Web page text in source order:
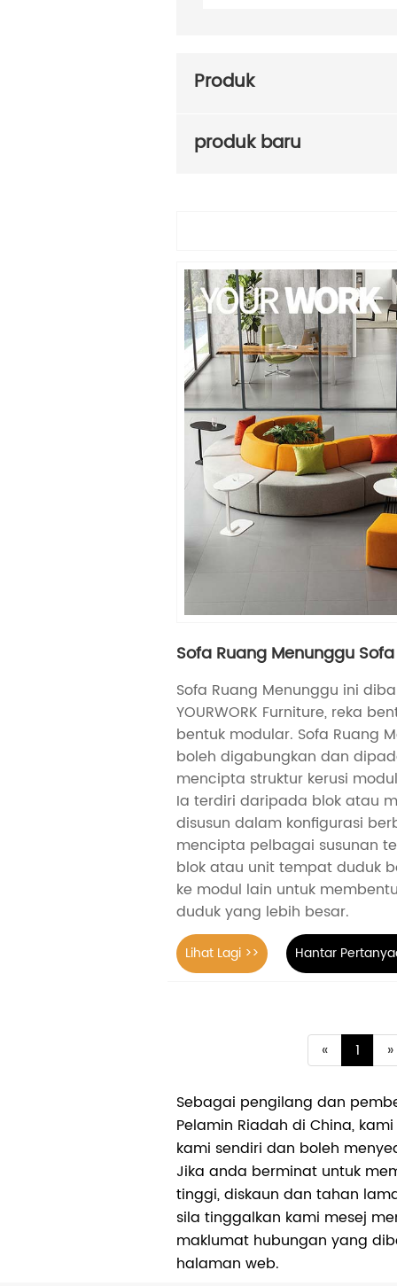
Produk
produk baru
Sofa Ruang Menunggu
Sofa Ruang Menunggu ini
YOURWORK Furniture, reka
bentuk modular. Sofa Ruang
boleh digabungkan dan
mencipta struktur kerusi
Ia terdiri daripada blok atau
disusun dalam konfigurasi
mencipta pelbagai susunan
blok atau unit tempat duduk
ke modul lain untuk
duduk yang lebih besar.
Lihat Lagi >> Hantar
« 1 »
Sebagai pengilang dan
Pelamin Riadah di China,
kami sendiri dan boleh
Jika anda berminat untuk
tinggi, diskaun dan tahan
sila tinggalkan kami mesej
maklumat hubungan yang
halaman web.